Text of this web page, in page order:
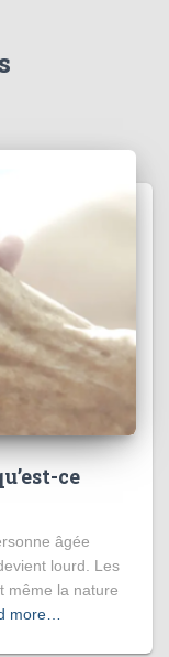
ce
âgée
lourd. Les
même la nature
more…